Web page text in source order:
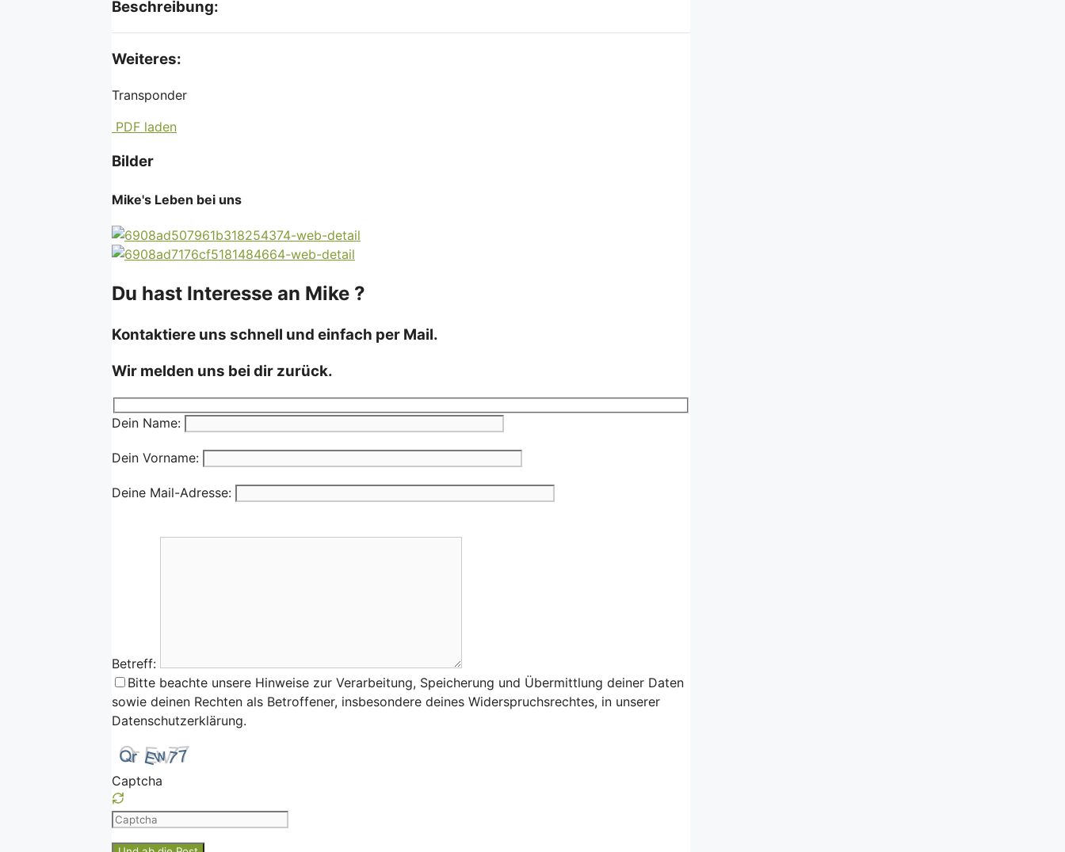
Beschreibung:
Weiteres:
Transponder
PDF laden
Bilder
Mike's Leben bei uns
Du hast Interesse an Mike ?
Kontaktiere uns schnell und einfach per Mail.
Wir melden uns bei dir zurück.
Dein Name:
Dein Vorname:
Deine Mail-Adresse:
Betreff:
Bitte beachte unsere Hinweise zur Verarbeitung, Speicherung und Übermittlung deiner Daten
sowie deinen Rechten als Betroffener, insbesondere deines Widerspruchsrechtes, in unserer
Datenschutzerklärung.
Captcha
Please